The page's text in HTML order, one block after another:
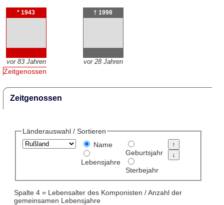
* 1943
vor 83 Jahren
† 1998
vor 28 Jahren
Zeitgenossen
Zeitgenossen
Länderauswahl / Sortieren
Name
Lebensjahre
Geburtsjahr
Sterbejahr
Spalte 4 = Lebensalter des Komponisten / Anzahl der
gemeinsamen Lebensjahre